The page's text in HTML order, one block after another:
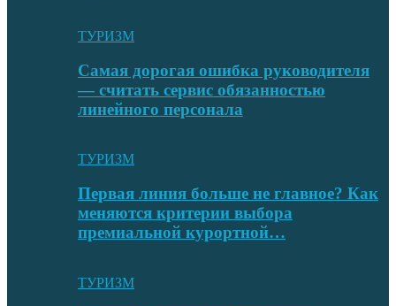
ТУРИЗМ
Самая дорогая ошибка руководителя
— считать сервис обязанностью
линейного персонала
ТУРИЗМ
Первая линия больше не главное? Как
меняются критерии выбора
премиальной курортной…
ТУРИЗМ